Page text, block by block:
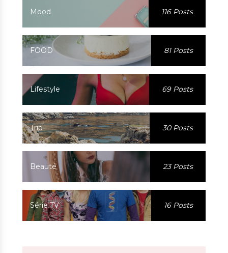
Mood 116 Posts
FOOD 81 Posts
Lifestyle 69 Posts
Trip 30 Posts
Beauté 23 Posts
Série TV 16 Posts